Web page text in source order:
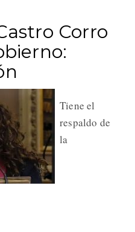
Corro
Tiene el
respaldo de
la